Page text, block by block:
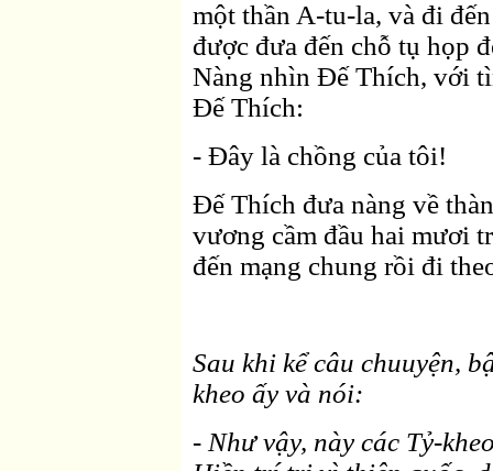
một thần A-tu-la, và đi
được đưa đến chỗ tụ họp
Nàng nhìn Ðế Thích, với
Ðế Thích:
- Ðây là chồng của tôi!
Ðế Thích đưa nàng về
vương cầm đầu hai mươi
đến mạng chung rồi đi
Sau khi kể câu chuuyện,
kheo ấy và nói:
- Như vậy, này các Tỷ-